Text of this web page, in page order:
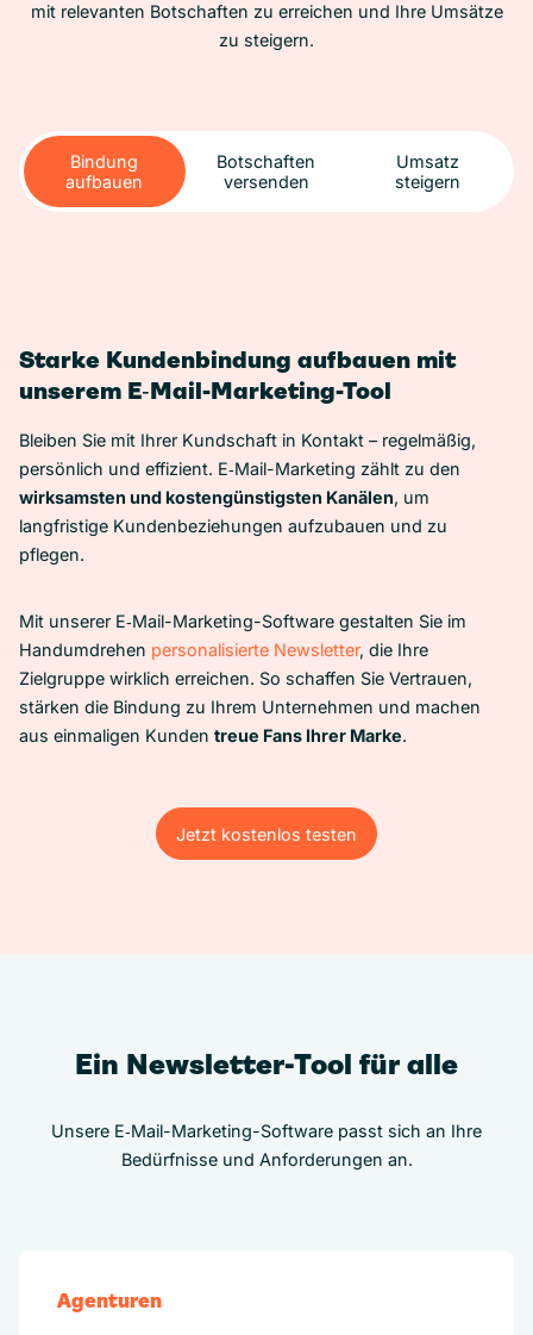
mit relevanten Botschaften zu erreichen und Ihre Umsätze
zu steigern.
Bindung
aufbauen
Botschaften
versenden
Umsatz
steigern
Starke Kundenbindung aufbauen mit
unserem E‑Mail-Marketing-Tool
Bleiben Sie mit Ihrer Kundschaft in Kontakt – regelmäßig,
persönlich und effizient. E‑Mail-Marketing zählt zu den
wirksamsten und kostengünstigsten Kanälen, um
langfristige Kundenbeziehungen aufzubauen und zu
pflegen.
Mit unserer E‑Mail-Marketing-Software gestalten Sie im
Handumdrehen personalisierte Newsletter, die Ihre
Zielgruppe wirklich erreichen. So schaffen Sie Vertrauen,
stärken die Bindung zu Ihrem Unternehmen und machen
aus einmaligen Kunden treue Fans Ihrer Marke.
Jetzt kostenlos testen
Jetzt kostenlos testen
Ein Newsletter-Tool für alle
Unsere E‑Mail-Marketing-Software passt sich an Ihre
Bedürfnisse und Anforderungen an.
Agenturen